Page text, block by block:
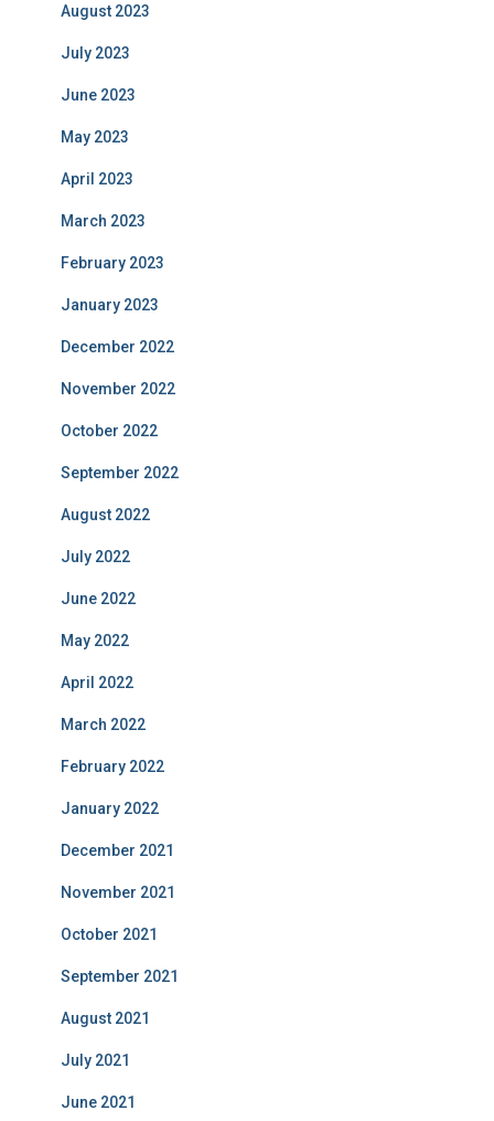
August 2023
July 2023
June 2023
May 2023
April 2023
March 2023
February 2023
January 2023
December 2022
November 2022
October 2022
September 2022
August 2022
July 2022
June 2022
May 2022
April 2022
March 2022
February 2022
January 2022
December 2021
November 2021
October 2021
September 2021
August 2021
July 2021
June 2021